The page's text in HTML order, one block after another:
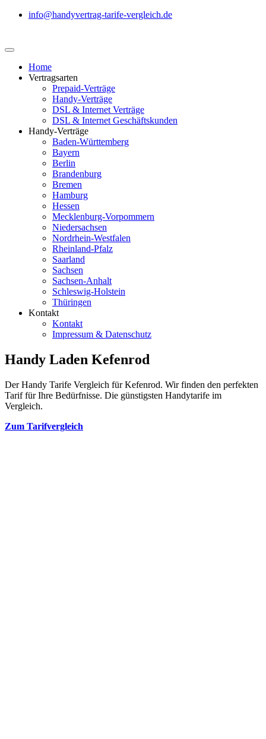
info@handyvertrag-tarife-vergleich.de
Home
Vertragsarten
Prepaid-Verträge
Handy-Verträge
DSL & Internet Verträge
DSL & Internet Geschäftskunden
Handy-Verträge
Baden-Württemberg
Bayern
Berlin
Brandenburg
Bremen
Hamburg
Hessen
Mecklenburg-Vorpommern
Niedersachsen
Nordrhein-Westfalen
Rheinland-Pfalz
Saarland
Sachsen
Sachsen-Anhalt
Schleswig-Holstein
Thüringen
Kontakt
Kontakt
Impressum & Datenschutz
Handy Laden Kefenrod
Der Handy Tarife Vergleich für Kefenrod. Wir finden den perfekten
Tarif für Ihre Bedürfnisse. Die günstigsten Handytarife im
Vergleich.
Zum Tarifvergleich